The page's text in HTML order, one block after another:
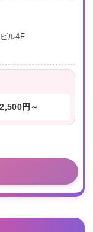
ル4F
円～